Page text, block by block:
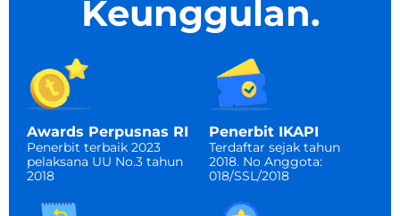
Keunggulan.
Awards Perpusnas RI
Penerbit terbaik 2023
pelaksana UU No.3 tahun
2018
Penerbit IKAPI
Terdaftar sejak tahun
2018. No Anggota:
018/SSL/2018